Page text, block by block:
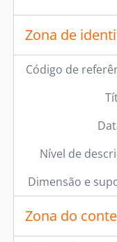
Zona de
Código de
Nível de
Dimensão e
Zona do